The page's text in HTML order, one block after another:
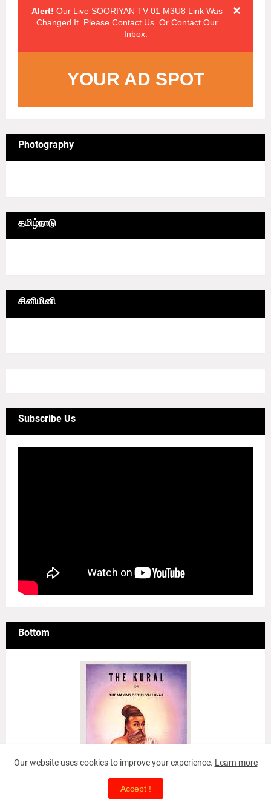
×
Alert! Our Live SOORIYAN TV 01 M3U8 Link Was
Changed It. Please Contact Us. Or Contact Our
Inbox.
YOUR AD SPOT
Photography
தமிழ்நாடு
சினிமினி
Subscribe Us
Bottom
Our website uses cookies to improve your experience. Learn more
Accept !